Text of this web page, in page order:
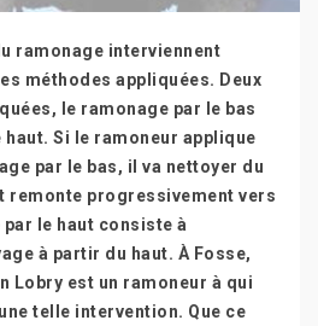
ramonage interviennent
méthodes appliquées. Deux
le ramonage par le bas
Si le ramoneur applique
par le bas, il va nettoyer du
remonte progressivement vers
par le haut consiste à
à partir du haut. À Fosse,
Lobry est un ramoneur à qui
telle intervention. Que ce